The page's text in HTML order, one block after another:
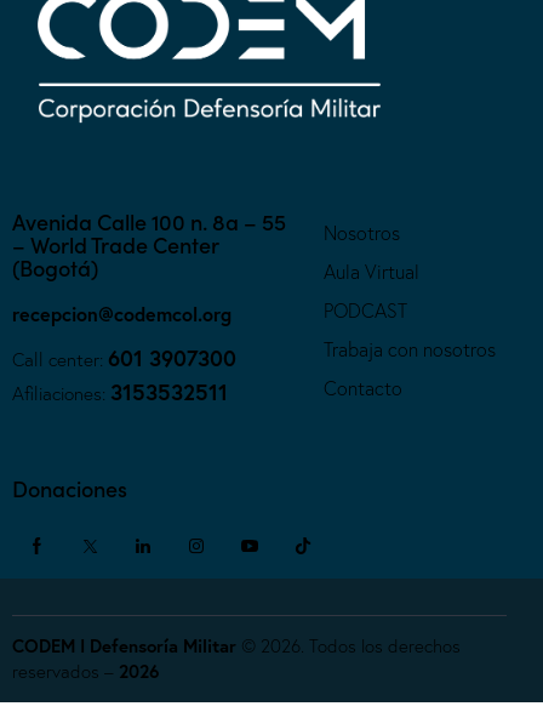
Avenida Calle 100 n. 8a – 55
– World Trade Center
(Bogotá)
recepcion@codemcol.org
Call center: 601 3907300
Afiliaciones: 3153532511
Nosotros
Aula Virtual
PODCAST
Trabaja con nosotros
Contacto
Donaciones
CODEM I Defensoría Militar © 2026. Todos los derechos
reservados – 2026